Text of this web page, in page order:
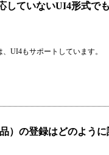
していないUI4形式で
UI4もサポートしています。
）の登録はどのように